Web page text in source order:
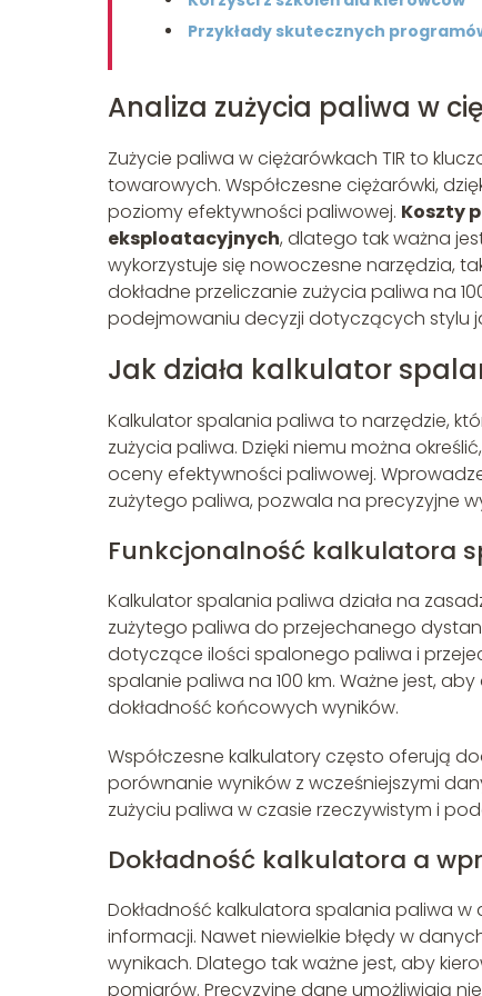
Przykłady skutecznych
Analiza zużycia paliwa w
Zużycie paliwa w ciężarówkach TIR to
towarowych. Współczesne ciężarówki,
poziomy efektywności paliwowej. Koszty
eksploatacyjnych, dlatego tak ważna
wykorzystuje się nowoczesne narzędzia,
dokładne przeliczanie zużycia paliwa na
podejmowaniu decyzji dotyczących stylu
Jak działa kalkulator
Kalkulator spalania paliwa to narzędzie,
zużycia paliwa. Dzięki niemu można
oceny efektywności paliwowej.
zużytego paliwa, pozwala na precyzyjne
Funkcjonalność kalkulatora
Kalkulator spalania paliwa działa na
zużytego paliwa do przejechanego
dotyczące ilości spalonego paliwa i
spalanie paliwa na 100 km. Ważne jest,
dokładność końcowych wyników.
Współczesne kalkulatory często oferują
porównanie wyników z wcześniejszymi
zużyciu paliwa w czasie rzeczywistym i
Dokładność kalkulatora a
Dokładność kalkulatora spalania paliwa
informacji. Nawet niewielkie błędy w
wynikach. Dlatego tak ważne jest, aby
pomiarów. Precyzyjne dane umożliwiają